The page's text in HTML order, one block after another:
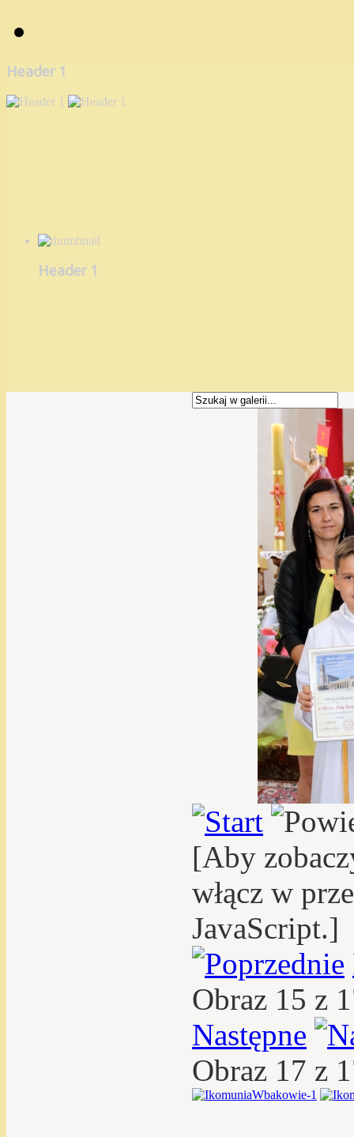
Header 1
Header 1
[Aby
włącz w
JavaScript.]
Obraz 15 z
Następne
Obraz 17 z